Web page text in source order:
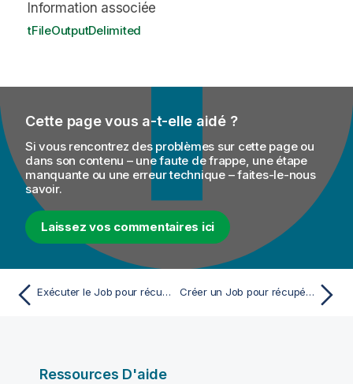
Information associée
tFileOutputDelimited
Cette page vous a-t-elle aidé ?
Si vous rencontrez des problèmes sur cette page ou
dans son contenu – une faute de frappe, une étape
manquante ou une erreur technique – faites-le-nous
savoir.
Laissez vos commentaires ici
Exécuter le Job pour récupérer des données ADSO de SAP BW Créer un Job pour récupérer des données de SAP via ODP
Ressources D'aide